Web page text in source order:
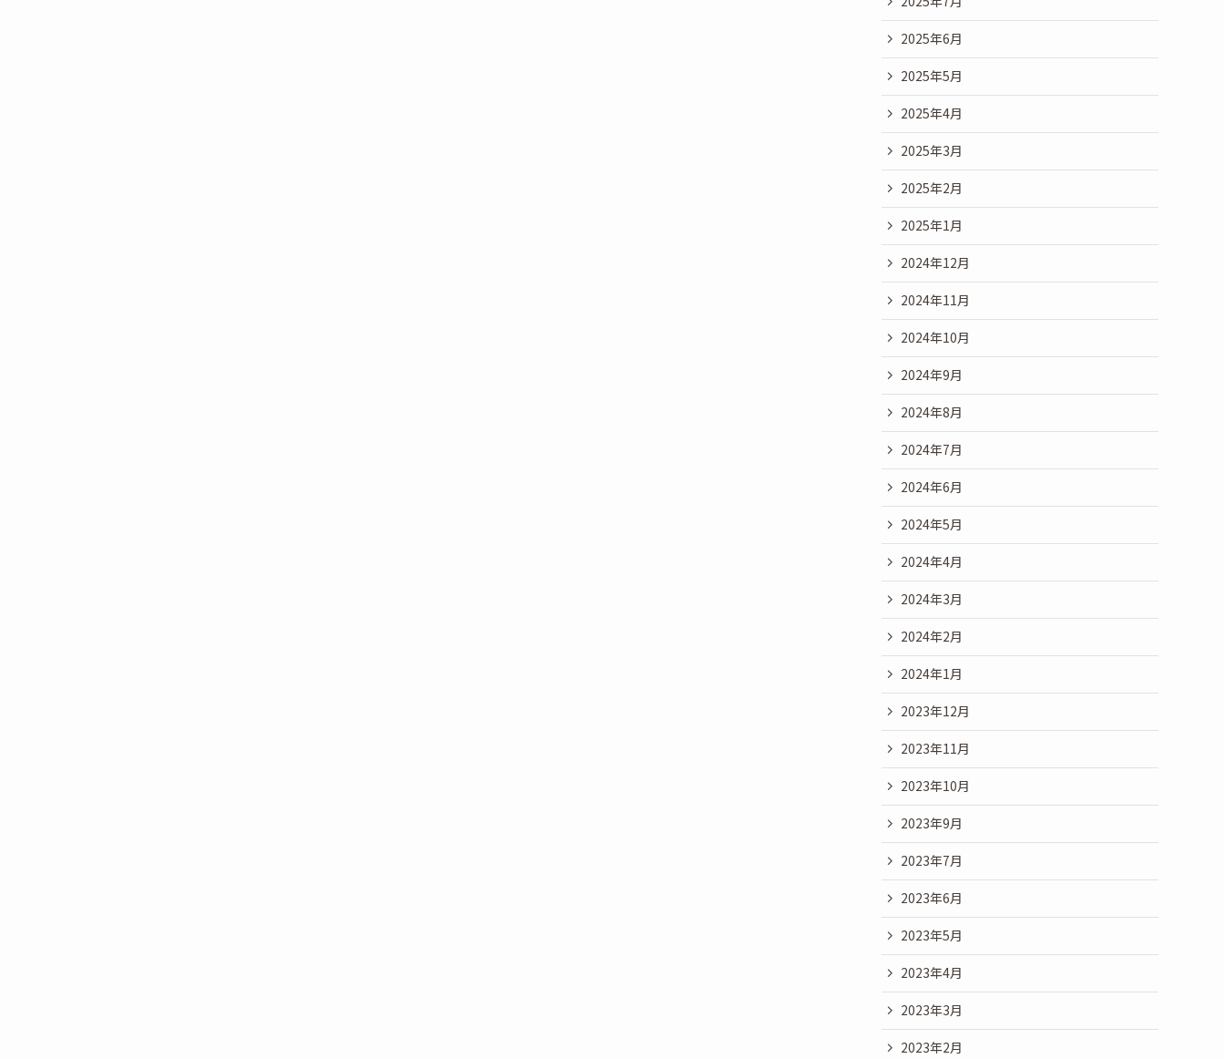
2025年6月
2025年5月
2025年4月
2025年3月
2025年2月
2025年1月
2024年12月
2024年11月
2024年10月
2024年9月
2024年8月
2024年7月
2024年6月
2024年5月
2024年4月
2024年3月
2024年2月
2024年1月
2023年12月
2023年11月
2023年10月
2023年9月
2023年7月
2023年6月
2023年5月
2023年4月
2023年3月
2023年2月